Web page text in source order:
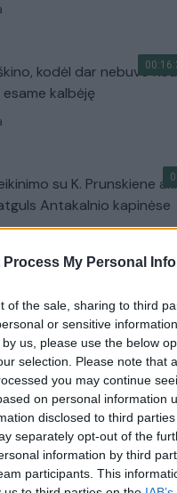
Process My Personal
of the sale, sharing to third
or sensitive
us, please use the below
selection. Please note that
you may continue
on personal information
disclosed to third
separately opt-out of the
information by third
participants. This
kodėl dar nebuvo
kalbėję
su K. Prunskiene
Antakalnio kapinėse
įrašai
apie iš tėvų paimtus